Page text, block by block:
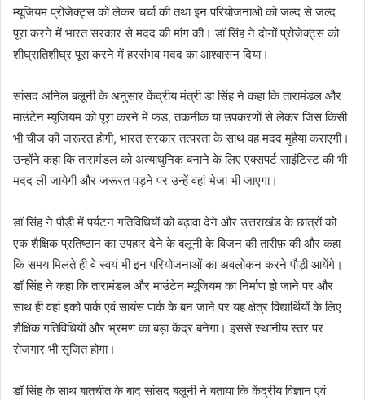
m
a
म्यूजियम प्रोजेक्ट्स को लेकर चर्चा की तथा इन परियोजनाओं को जल्द से जल्द
पूरा करने में भारत सरकार से मदद की मांग की। डॉ सिंह ने दोनों प्रोजेक्ट्स को
शीघ्रातिशीघ्र पूरा करने में हरसंभव मदद का आश्वासन दिया।
सांसद अनिल बलूनी के अनुसार केंद्रीय मंत्री डा सिंह ने कहा कि तारामंडल और
माउंटेन म्यूजियम को पूरा करने में फंड, तकनीक या उपकरणों से लेकर जिस किसी
भी चीज की जरूरत होगी, भारत सरकार तत्परता के साथ वह मदद मुहैया कराएगी।
उन्होंने कहा कि तारामंडल को अत्याधुनिक बनाने के लिए एक्सपर्ट साइंटिस्ट की भी
मदद ली जायेगी और जरूरत पड़ने पर उन्हें वहां भेजा भी जाएगा।
डॉ सिंह ने पौड़ी में पर्यटन गतिविधियों को बढ़ावा देने और उत्तराखंड के छात्रों को
एक शैक्षिक प्रतिष्ठान का उपहार देने के बलूनी के विजन की तारीफ़ की और कहा
कि समय मिलते ही वे स्वयं भी इन परियोजनाओं का अवलोकन करने पौड़ी आयेंगे।
डॉ सिंह ने कहा कि तारामंडल और माउंटेन म्यूजियम का निर्माण हो जाने पर और
साथ ही वहां इको पार्क एवं सायंस पार्क के बन जाने पर यह क्षेत्र विद्यार्थियों के लिए
शैक्षिक गतिविधियों और भ्रमण का बड़ा केंद्र बनेगा। इससे स्थानीय स्तर पर
रोजगार भी सृजित होगा।
डॉ सिंह के साथ बातचीत के बाद सांसद बलूनी ने बताया कि केंद्रीय विज्ञान एवं